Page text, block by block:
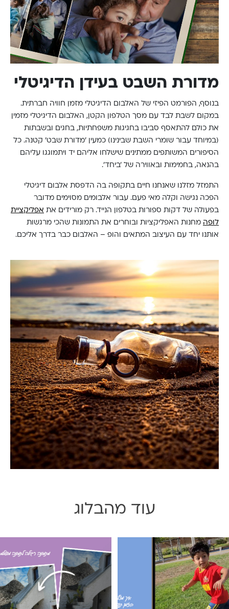
מדורת השבט בעידן הדיגיטלי
בנוסף, הפורמט הפיזי של האלבום הדיגיטלי מזמן חוויה חברתית.
במקום לשבת לבד עם מסך הטלפון הקטן, האלבום הדיגיטלי מזמין
את כולם להתאסף סביבו בחגיגות משפחתיות, בחגים ובשבתות
(במיוחד עבור שומרי השבת שבינינו) כמעין ׳מדורת שבט׳ קטנה. כל
הסיפורים המשותפים ממתינים שישלחו אליהם יד ויתמוגגו עליהם
בהנאה, בחמימות ובאווירה של ׳ביחד׳.
התמזל מזלנו שאנחנו חיים בתקופה בה הדפסת אלבום דיגיטלי
הפכה נגישה וקלה מאי פעם. עבור אלבומים מסוימים מדובר
בפעולה של דקות ספורות בטלפון הנייד. רק מורידים את אפליקציית
לופה מחנות האפליקציות ובוחרים את התמונות שהכי מרגשות
אותנו יחד עם העיצוב המתאים והופ – האלבום כבר בדרך אליכם.
עוד מהבלוג